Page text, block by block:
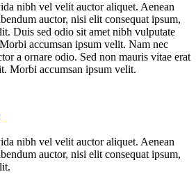
nibh vel velit auctor aliquet. Aenean
auctor, nisi elit consequat ipsum,
Duis sed odio sit amet nibh vulputate
accumsan ipsum velit. Nam nec
a ornare odio. Sed non mauris vitae erat
Morbi accumsan ipsum velit.
nibh vel velit auctor aliquet. Aenean
auctor, nisi elit consequat ipsum,